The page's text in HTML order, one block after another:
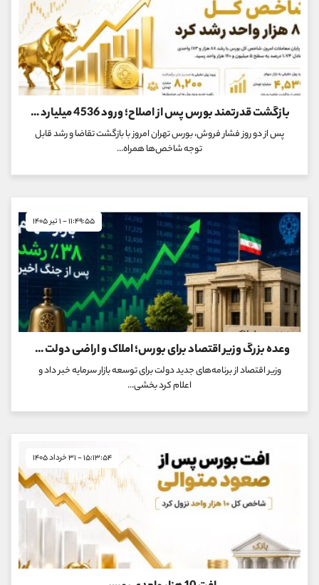
بازگشت قدرتمند بورس پس از اصلاح؛ ورود 4536 میلیارد تومان پول حقیقی به سهام
پس از دو روز فشار فروش، بورس تهران امروز با بازگشت تقاضا و رشد قابل
توجه شاخص‌ها همراه...
۱۱:۴۹:۵۵ - ۱ تیر ۱۴۰۵
وعده بزرگ وزیر اقتصاد برای بورس؛ املاک و اراضی دولت در بازار سرمایه عرضه می‌شود
وزیر اقتصاد از برنامه‌های جدید دولت برای توسعه بازار سرمایه خبر داد و
اعلام کرد بخشی...
۱۵:۱۳:۵۴ - ۳۱ خرداد ۱۴۰۵